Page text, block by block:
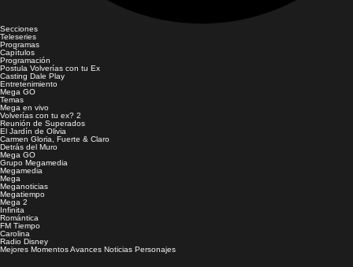
Secciones
Teleseries
Programas
Capítulos
Programación
Postula Volverías con tu Ex
Casting Dale Play
Entretenimiento
Mega GO
Temas
Mega en vivo
Volverías con tu ex? 2
Reunión de Superados
El Jardín de Olivia
Carmen Gloria, Fuerte & Claro
Detrás del Muro
Mega GO
Grupo Megamedia
Megamedia
Mega
Meganoticias
Megatiempo
Mega 2
Infinita
Romántica
FM Tiempo
Carolina
Radio Disney
Mejores MomentosAvances Noticias Personajes